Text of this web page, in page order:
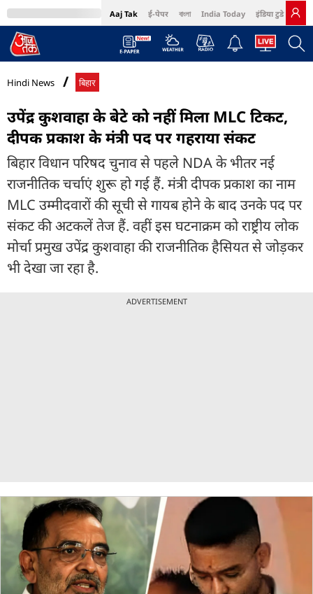
Aaj Tak ई-पेपर বাংলা India Today इंडिया टुडे हिंदी
MumbaiTak Cosmopolitan Harper's Bazaar Northeast
Hindi News बिहार
उपेंद्र कुशवाहा के बेटे को नहीं मिला MLC टिकट,
दीपक प्रकाश के मंत्री पद पर गहराया संकट
बिहार विधान परिषद चुनाव से पहले NDA के भीतर नई
राजनीतिक चर्चाएं शुरू हो गई हैं. मंत्री दीपक प्रकाश का नाम
MLC उम्मीदवारों की सूची से गायब होने के बाद उनके पद पर
संकट की अटकलें तेज हैं. वहीं इस घटनाक्रम को राष्ट्रीय लोक
मोर्चा प्रमुख उपेंद्र कुशवाहा की राजनीतिक हैसियत से जोड़कर
भी देखा जा रहा है.
ADVERTISEMENT